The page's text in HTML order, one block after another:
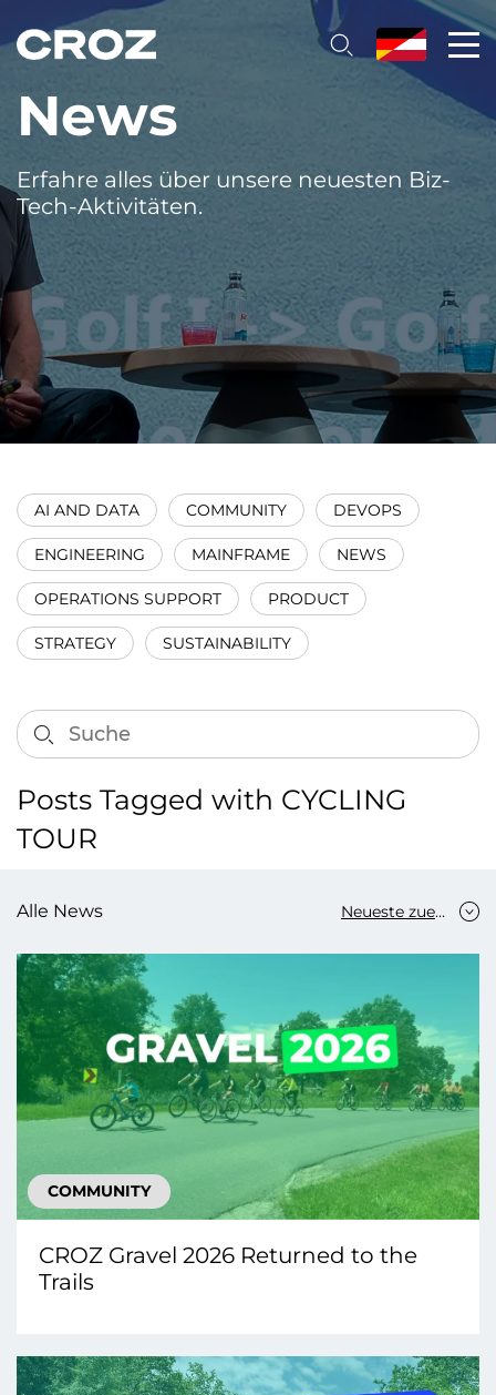
News
Erfahre alles über unsere neuesten Biz-
Tech-Aktivitäten.
AI AND DATA COMMUNITY DEVOPS
ENGINEERING MAINFRAME NEWS
OPERATIONS SUPPORT PRODUCT
STRATEGY SUSTAINABILITY
Posts Tagged with CYCLING
TOUR
Alle News Neueste zuerst
COMMUNITY
CROZ Gravel 2026 Returned to the
Trails